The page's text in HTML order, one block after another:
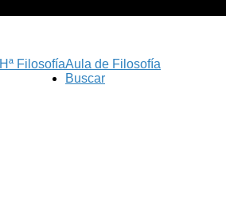
Aula de Filosofía
Hª Filosofía
Buscar